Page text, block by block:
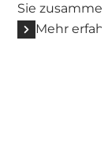
Sie
Mehr